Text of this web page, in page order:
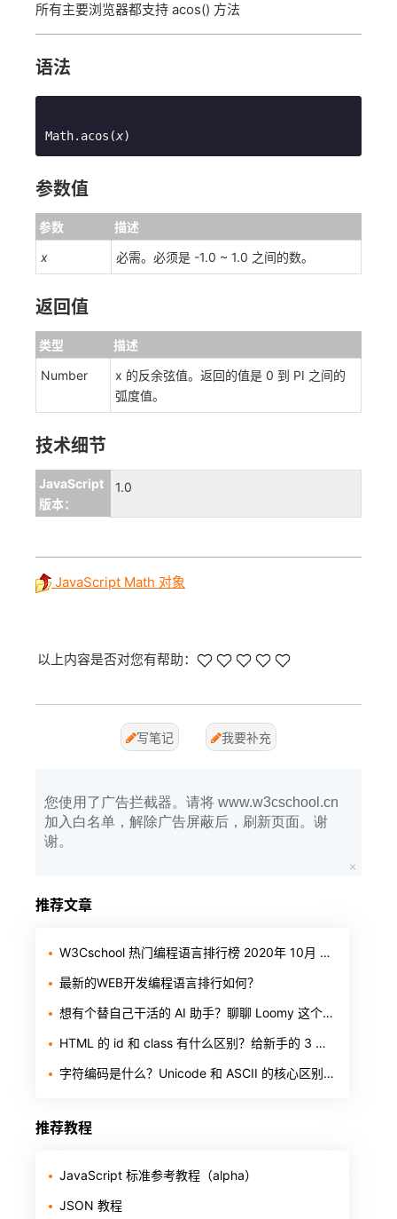
所有主要浏览器都支持 acos() 方法
语法
Math.acos(x)
参数值
参数
描述
x
必需。必须是 -1.0 ~ 1.0 之间的数。
返回值
类型
描述
Number
x 的反余弦值。返回的值是 0 到 PI 之间的
弧度值。
技术细节
JavaScript
版本：
1.0
JavaScript Math 对象
以上内容是否对您有帮助：
写笔记 我要补充
您使用了广告拦截器。请将 www.w3cschool.cn
加入白名单，解除广告屏蔽后，刷新页面。谢
谢。
推荐文章
W3Cschool 热门编程语言排行榜 2020年 10月 TOP10
最新的WEB开发编程语言排行如何？
想有个替自己干活的 AI 助手？聊聊 Loomy 这个「AI 工作搭子」
HTML 的 id 和 class 有什么区别？给新手的 3 个判断标准
字符编码是什么？Unicode 和 ASCII 的核心区别一次讲透
推荐教程
JavaScript 标准参考教程（alpha）
JSON 教程